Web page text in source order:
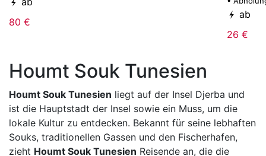
80 €
ab
26 €
Houmt Souk Tunesien
Houmt Souk Tunesien liegt auf der Insel Djerba und
ist die Hauptstadt der Insel sowie ein Muss, um die
lokale Kultur zu entdecken. Bekannt für seine lebhaften
Souks, traditionellen Gassen und den Fischerhafen,
zieht Houmt Souk Tunesien Reisende an, die die